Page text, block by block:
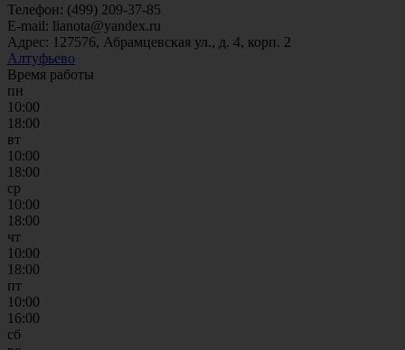
Телефон: (499) 209-37-85
E-mail: lianota@yandex.ru
Адрес: 127576, Абрамцевская ул., д. 4, корп. 2
Алтуфьево
Время работы
пн
10:00
18:00
вт
10:00
18:00
ср
10:00
18:00
чт
10:00
18:00
пт
10:00
16:00
сб